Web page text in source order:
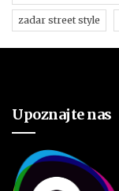
zadar street style
Upoznajte nas